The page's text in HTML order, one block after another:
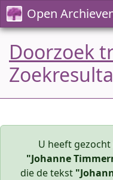
Open
Doorzoek
U heeft
"Johanne
die de tekst